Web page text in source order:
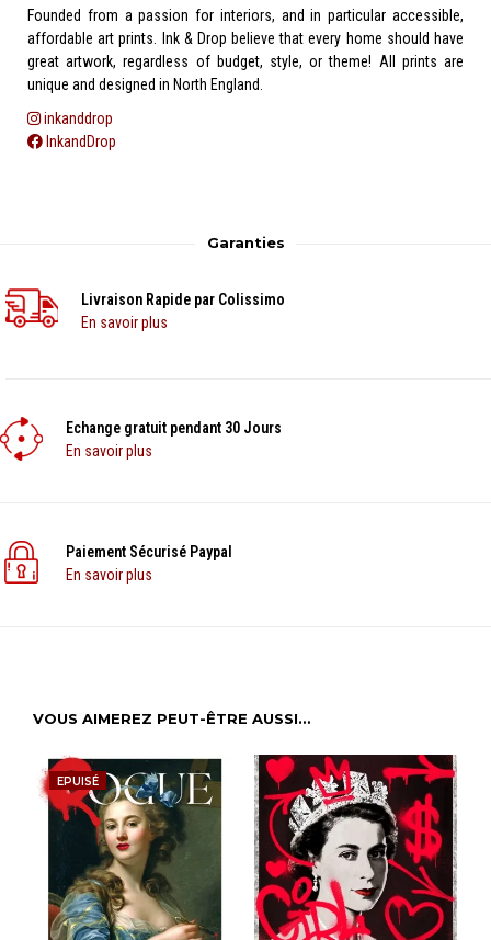
Founded from a passion for interiors, and in particular accessible,
affordable art prints. Ink & Drop believe that every home should have
great artwork, regardless of budget, style, or theme! All prints are
unique and designed in North England.
inkanddrop
InkandDrop
Garanties
Livraison Rapide par Colissimo
En savoir plus
Echange gratuit pendant 30 Jours
En savoir plus
Paiement Sécurisé Paypal
En savoir plus
VOUS AIMEREZ PEUT-ÊTRE AUSSI…
EPUISÉ